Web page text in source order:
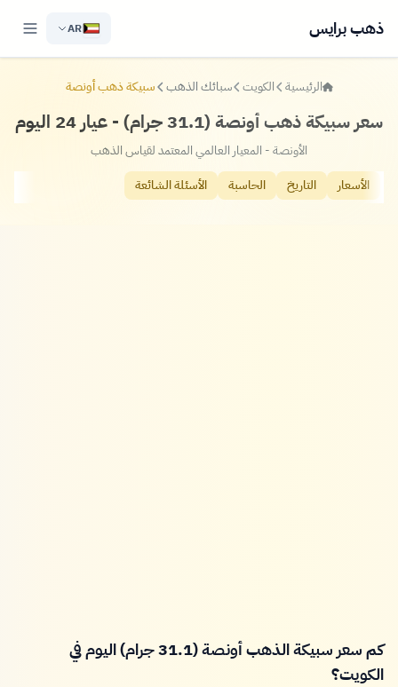
ذهب برايس AR
الرئيسية الكويت سبائك الذهب سبيكة ذهب أونصة
سعر سبيكة ذهب أونصة (31.1 جرام) - عيار 24 اليوم
الأونصة - المعيار العالمي المعتمد لقياس الذهب
الأسعار
التاريخ الحاسبة الأسئلة الشائعة
كم سعر سبيكة الذهب أونصة (31.1 جرام) اليوم في
الكويت؟